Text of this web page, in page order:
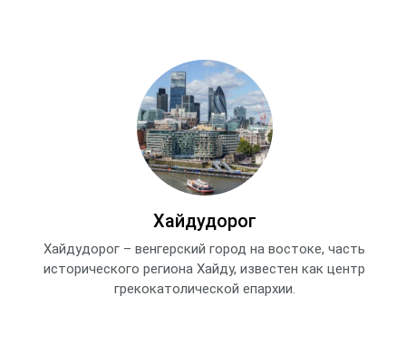
Хайдудорог
Хайдудорог – венгерский город на востоке, часть
исторического региона Хайду, известен как центр
грекокатолической епархии.